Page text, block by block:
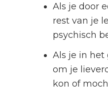
Als je door
rest van je
psychisch
Als je in
om je
kon of